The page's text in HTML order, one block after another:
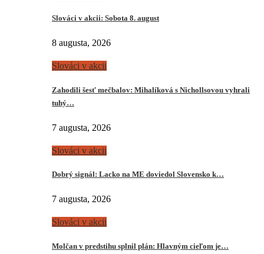
Slováci v akcii: Sobota 8. august
8 augusta, 2026
Slováci v akcii
Zahodili šesť mečbalov: Mihalíková s Nichollsovou vyhrali
tuhý…
7 augusta, 2026
Slováci v akcii
Dobrý signál: Lacko na ME doviedol Slovensko k…
7 augusta, 2026
Slováci v akcii
Molčan v predstihu splnil plán: Hlavným cieľom je…